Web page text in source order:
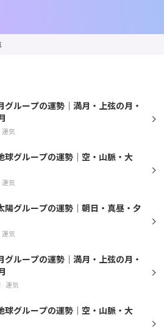
グループの運勢｜満月・上弦の月・
運気
球グループの運勢｜空・山脈・大
運気
陽グループの運勢｜朝日・真昼・夕
運気
グループの運勢｜満月・上弦の月・
運気
球グループの運勢｜空・山脈・大